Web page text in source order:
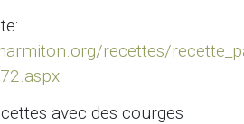
recettes/
avec des courges